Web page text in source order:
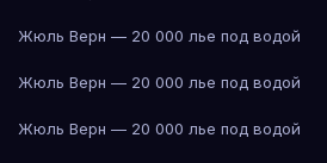
Жюль Верн — 20 000 лье под водой
Жюль Верн — 20 000 лье под водой
Жюль Верн — 20 000 лье под водой